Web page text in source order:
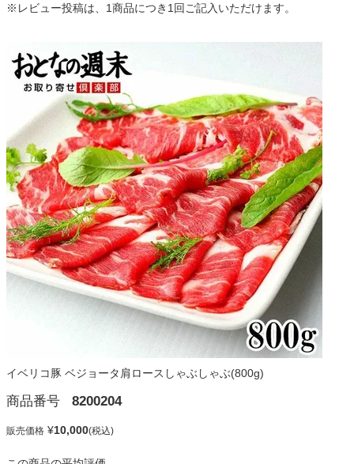
※レビュー投稿は、1商品につき1回ご記入いただけます。
イベリコ豚 ベジョータ肩ロースしゃぶしゃぶ(800g)
商品番号 8200204
販売価格 ¥10,000